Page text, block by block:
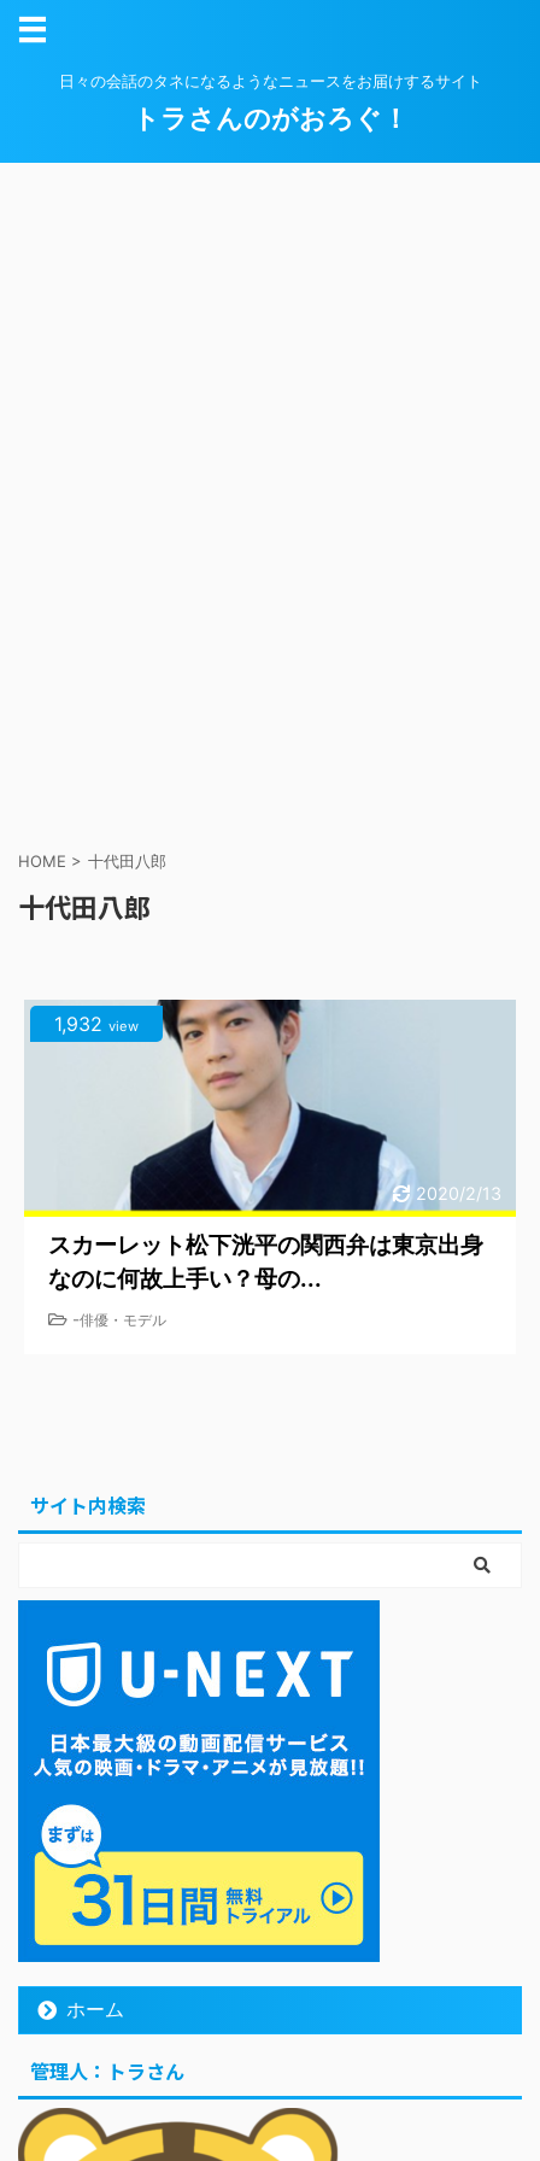
日々の会話のタネになるようなニュースをお届けするサイト
トラさんのがおろぐ！
HOME > 十代田八郎
十代田八郎
2020/2/13
1,932 view
スカーレット松下洸平の関西弁は東京出身
なのに何故上手い？母の...
-俳優・モデル
サイト内検索
ホーム
管理人：トラさん